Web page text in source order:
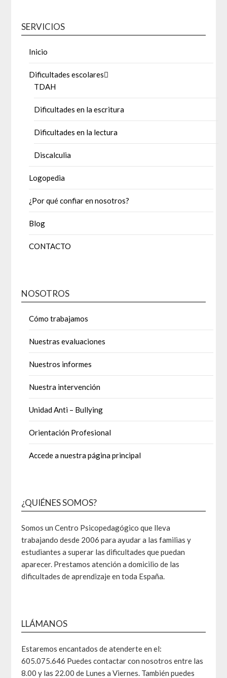
SERVICIOS
Inicio
Dificultades escolares
TDAH
Dificultades en la escritura
Dificultades en la lectura
Discalculia
Logopedia
¿Por qué confiar en nosotros?
Blog
CONTACTO
NOSOTROS
Cómo trabajamos
Nuestras evaluaciones
Nuestros informes
Nuestra intervención
Unidad Anti – Bullying
Orientación Profesional
Accede a nuestra página principal
¿QUIÉNES SOMOS?
Somos un Centro Psicopedagógico que lleva
trabajando desde 2006 para ayudar a las familias y
estudiantes a superar las dificultades que puedan
aparecer. Prestamos atención a domicilio de las
dificultades de aprendizaje en toda España.
LLÁMANOS
Estaremos encantados de atenderte en el:
605.075.646 Puedes contactar con nosotros entre las
8.00 y las 22.00 de Lunes a Viernes. También puedes